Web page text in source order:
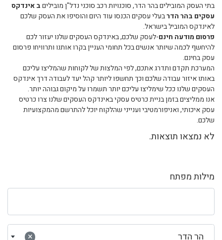
מילות מפתח
× הר הדר
בתי העסק המובילים בהר הדר, סוכנויות רכב סוכני נדל"ן מוביליםב אינדקס
עסקים בהר הדרבעלי עסקים הכנסו עוד היום והוסיפו את העסק שלכם
לאינדקס המוביל בישראל.
פרסום מודעה חינם-לעסק שלכם, באינדקס העסקים שלנו יעזור לכם
להיחשף לכמה שיותר אנשים בכל תחומי העניין בקרו אותנו ותרוויחו פרסום
עסק בחינם.
המערכת תקדם ותדרג אתכם, לפי המלצות של לקוחות שהמליצו עליכם
באותו איזור עבודה שלכם וכך תחשפו ליותר קהל יעד לעבודה דרך אינדקס
העסקים שלנו ככל שימליצו עליכם יותר תשמרו על מיקום גבוהה יותר.
אנו ממליצים בזמן בניית כרטיס עסקי באינדקס העסקים שלנו צרו כרטיס
עסק איכותי, ואניפורמטיבי וענייני שהלקוח יוכל להתרשם מהמקצועיות
שלכם.
לא נמצאו תוצאות.